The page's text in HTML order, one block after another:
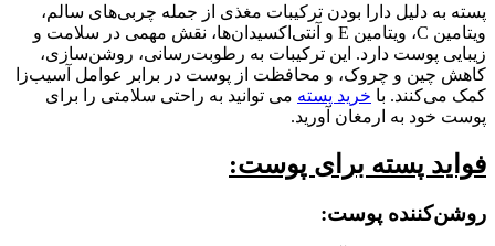
پسته به دلیل دارا بودن ترکیبات مغذی از جمله چربی‌های سالم،
ویتامین C، ویتامین E و آنتی‌اکسیدان‌ها، نقش مهمی در سلامت و
زیبایی پوست دارد. این ترکیبات به رطوبت‌رسانی، روشن‌سازی،
کاهش چین و چروک، و محافظت از پوست در برابر عوامل آسیب‌زا
کمک می‌کنند. با خرید پسته می توانید به راحتی سلامتی را برای
پوست خود به ارمغان آورید.
فواید پسته برای پوست:
روشن‌کننده پوست: